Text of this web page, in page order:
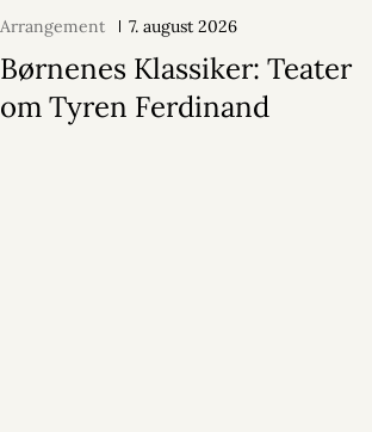
Arrangement 7. august 2026
Børnenes Klassiker: Teater
om Tyren Ferdinand